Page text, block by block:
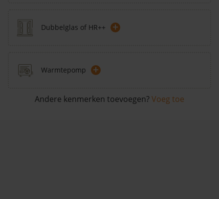
Dubbelglas of HR++ +
Warmtepomp +
Andere kenmerken toevoegen? Voeg toe